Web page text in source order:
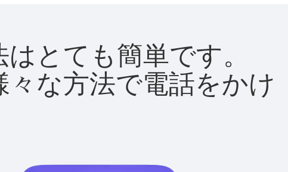
とても簡単です。
な方法で電話をかけ